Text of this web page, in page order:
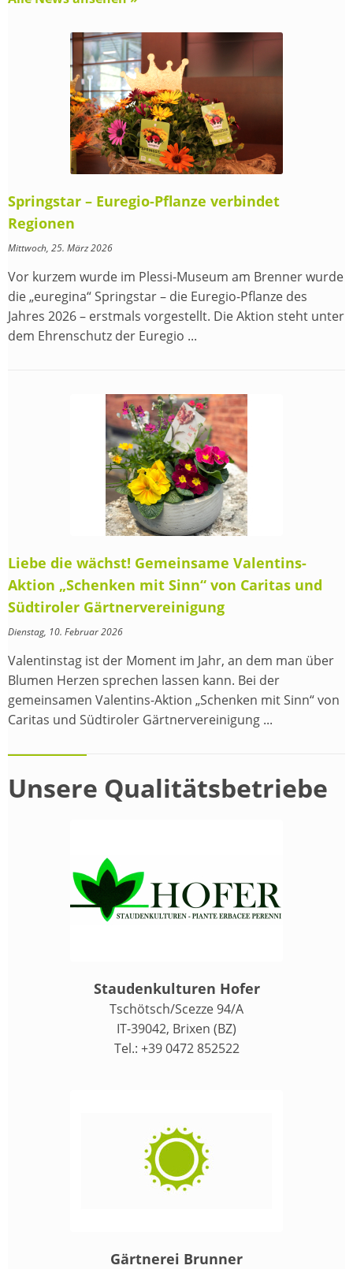
Springstar – Euregio-Pflanze verbindet
Regionen
Mittwoch, 25. März 2026
Vor kurzem wurde im Plessi-Museum am Brenner wurde
die „euregina“ Springstar – die Euregio-Pflanze des
Jahres 2026 – erstmals vorgestellt. Die Aktion steht unter
dem Ehrenschutz der Euregio ...
Liebe die wächst! Gemeinsame Valentins-
Aktion „Schenken mit Sinn“ von Caritas und
Südtiroler Gärtnervereinigung
Dienstag, 10. Februar 2026
Valentinstag ist der Moment im Jahr, an dem man über
Blumen Herzen sprechen lassen kann. Bei der
gemeinsamen Valentins-Aktion „Schenken mit Sinn“ von
Caritas und Südtiroler Gärtnervereinigung ...
Unsere Qualitätsbetriebe
Staudenkulturen Hofer
Tschötsch/Scezze 94/A
IT-39042, Brixen (BZ)
Tel.: +39 0472 852522
Gärtnerei Brunner